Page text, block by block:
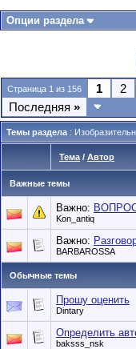
Опции раздела
Страница 1 из 156 1 2
Последняя »
Темы раздела :
Тема / Автор
Важные темы
Важно:
Kon_antiq
Важно:
BARBAROSSA
Обычные темы
Прошу оценить
Dintary
Определить
baksss_nsk